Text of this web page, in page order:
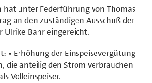
hat unter Federführung von Thomas
an den zuständigen Ausschuß der
Ulrike Bahr eingereicht.
• Erhöhung der Einspeisevergütung
die anteilig den Strom verbrauchen
Volleinspeiser.